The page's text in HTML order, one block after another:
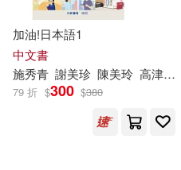
電子書
適合手機平板閱讀(3)
加油!日本語1
中文書
施秀青 謝美珍 陳美玲 高津正照
79 折 $300 $380